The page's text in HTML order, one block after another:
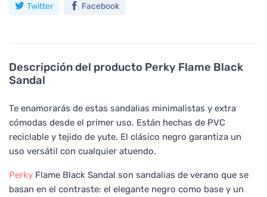
Descripción del producto Perky Flame Black
Sandal
Te enamorarás de estas sandalias minimalistas y extra
cómodas desde el primer uso. Están hechas de PVC
reciclable y tejido de yute. El clásico negro garantiza un
uso versátil con cualquier atuendo.
Perky Flame Black Sandal son sandalias de verano que se
basan en el contraste: el elegante negro como base y un
Twitter Facebook